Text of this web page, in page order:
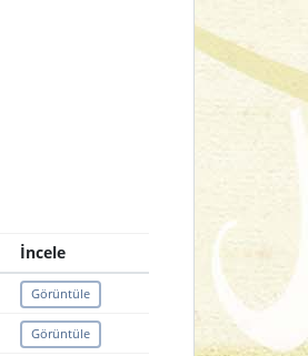
İncele
Görüntüle
Görüntüle